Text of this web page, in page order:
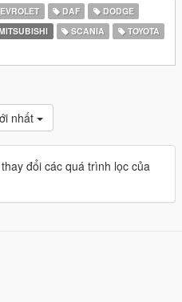
DAF
DODGE
SCANIA
TOYOTA
nhất
đổi các quá trình lọc của